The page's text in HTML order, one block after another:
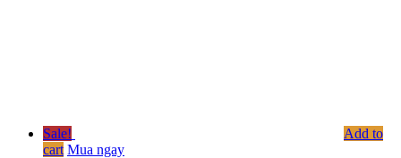
Sale!
Add to
cart Mua ngay